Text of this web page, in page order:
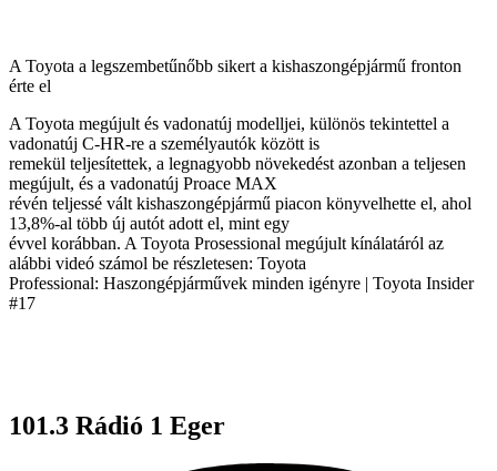
A Toyota a legszembetűnőbb sikert a kishaszongépjármű fronton
érte el
A Toyota megújult és vadonatúj modelljei, különös tekintettel a
vadonatúj C-HR-re a személyautók között is
remekül teljesítettek, a legnagyobb növekedést azonban a teljesen
megújult, és a vadonatúj Proace MAX
révén teljessé vált kishaszongépjármű piacon könyvelhette el, ahol
13,8%-al több új autót adott el, mint egy
évvel korábban. A Toyota Prosessional megújult kínálatáról az
alábbi videó számol be részletesen: Toyota
Professional: Haszongépjárművek minden igényre | Toyota Insider
#17
101.3 Rádió 1 Eger